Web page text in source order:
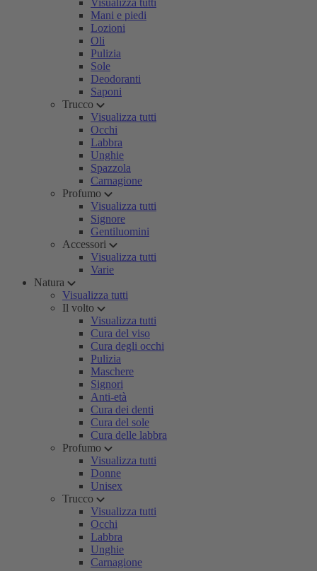
Visualizza tutti
Mani e piedi
Lozioni
Oli
Pulizia
Sole
Deodoranti
Saponi
Trucco
Visualizza tutti
Occhi
Labbra
Unghie
Spazzola
Carnagione
Profumo
Visualizza tutti
Signore
Gentiluomini
Accessori
Visualizza tutti
Varie
Natura
Visualizza tutti
Il volto
Visualizza tutti
Cura del viso
Cura degli occhi
Pulizia
Maschere
Signori
Anti-età
Cura dei denti
Cura del sole
Cura delle labbra
Profumo
Visualizza tutti
Donne
Unisex
Trucco
Visualizza tutti
Occhi
Labbra
Unghie
Carnagione